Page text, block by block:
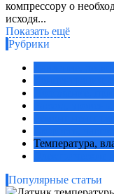
компрессору о
исходя...
Показать ещё
Рубрики
Температура,
Популярные статьи